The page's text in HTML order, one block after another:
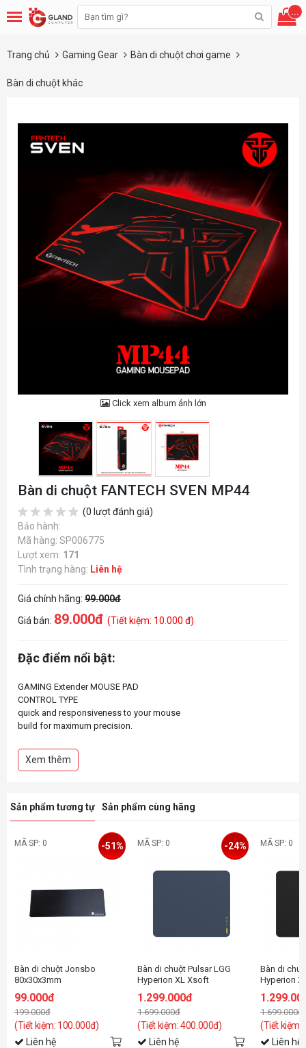
...
Trang chủ Gaming Gear Bàn di chuột chơi game
Bàn di chuột khác
Click xem album ảnh lớn
Bàn di chuột FANTECH SVEN MP44
(0 lượt đánh giá)
Bảo hành:
Mã hàng: SP006775
Lượt xem: 171
Tình trạng hàng: Liên hệ
Giá chính hãng: 99.000đ
Giá bán: 89.000đ (Tiết kiệm: 10.000 đ)
Đặc điểm nổi bật:
GAMING Extender MOUSE PAD
CONTROL TYPE
quick and responsiveness to your mouse
build for maximum precision.
Material Rubber
Size: 44cmx35cmx4mm
Style: rubber, non-slip
Xem thêm
Sản phẩm tương tự Sản phẩm cùng hãng
MÃ SP: 0
Bàn di chuột Jonsbo
80x30x3mm
99.000đ
199.000đ
(Tiết kiệm: 100.000đ)
-51%
Liên hệ
MÃ SP: 0
Bàn di chuột Pulsar LGG
Hyperion XL Xsoft
Slate_PLHPXLXSG
1.299.000đ
1.699.000đ
(Tiết kiệm: 400.000đ)
-24%
Liên hệ
MÃ SP: 0
Bàn di
Hyperion
1.699.000đ
(Tiết kiệm:
Liên hệ